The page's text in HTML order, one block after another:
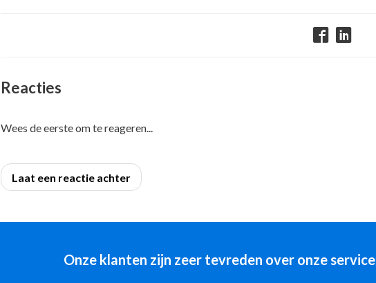
Reacties
Wees de eerste om te reageren...
Laat een reactie achter
Onze klanten zijn zeer tevreden over onze